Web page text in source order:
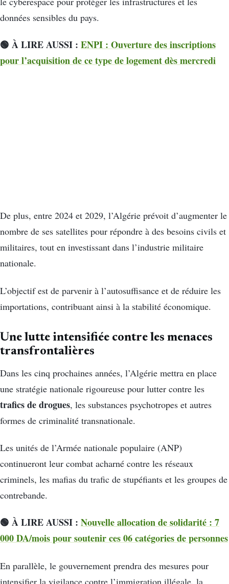
données sensibles du pays.
🟢 À LIRE AUSSI : ENPI : Ouverture des inscriptions
pour l’acquisition de ce type de logement dès mercredi
De plus, entre 2024 et 2029, l’Algérie prévoit d’augmenter le
nombre de ses satellites pour répondre à des besoins civils et
militaires, tout en investissant dans l’industrie militaire
nationale.
L’objectif est de parvenir à l’autosuffisance et de réduire les
importations, contribuant ainsi à la stabilité économique.
Une lutte intensifiée contre les menaces
transfrontalières
Dans les cinq prochaines années, l’Algérie mettra en place
une stratégie nationale rigoureuse pour lutter contre les
trafics de drogues, les substances psychotropes et autres
formes de criminalité transnationale.
Les unités de l’Armée nationale populaire (ANP)
continueront leur combat acharné contre les réseaux
criminels, les mafias du trafic de stupéfiants et les groupes de
contrebande.
🟢 À LIRE AUSSI : Nouvelle allocation de solidarité : 7
000 DA/mois pour soutenir ces 06 catégories de personnes
En parallèle, le gouvernement prendra des mesures pour
intensifier la vigilance contre l’immigration illégale, la